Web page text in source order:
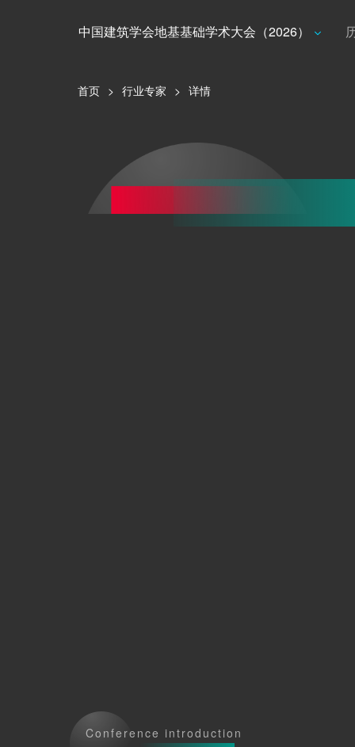
中国建筑学会地基基础学术大会（2026）
首页 > 行业专家 > 详情
Conference introduction